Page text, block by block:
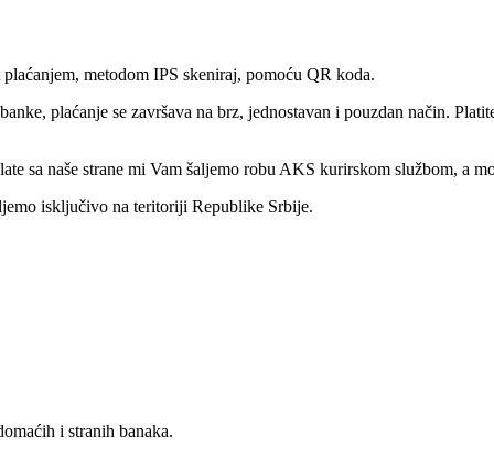
metodom IPS skeniraj, pomoću QR koda.
plaćanje se završava na brz, jednostavan i pouzdan način.
sa naše strane mi Vam šaljemo robu AKS kurirskom službom, a
isključivo na teritoriji Republike Srbije.
i stranih banaka.